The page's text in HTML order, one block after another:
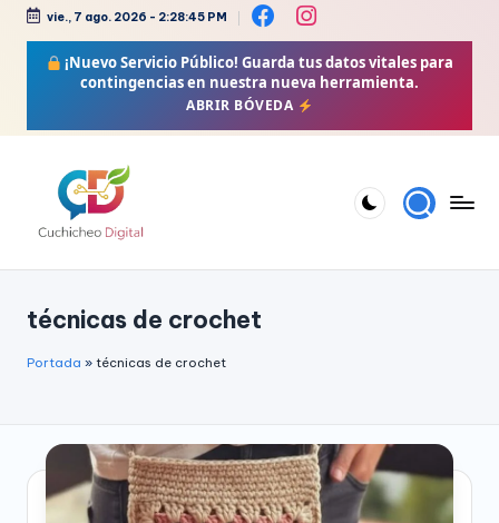
vie., 7 ago. 2026 - 2:28:45 PM
¡Nuevo Servicio Público! Guarda tus datos vitales para
contingencias en nuestra nueva herramienta.
ABRIR BÓVEDA
c
h
c
h
Crochet,
técnicas de crochet
Portada » técnicas de crochet